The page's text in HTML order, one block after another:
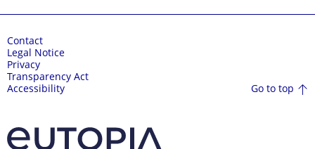
Contact
Legal Notice
Privacy
Transparency Act
Accessibility
Go to top